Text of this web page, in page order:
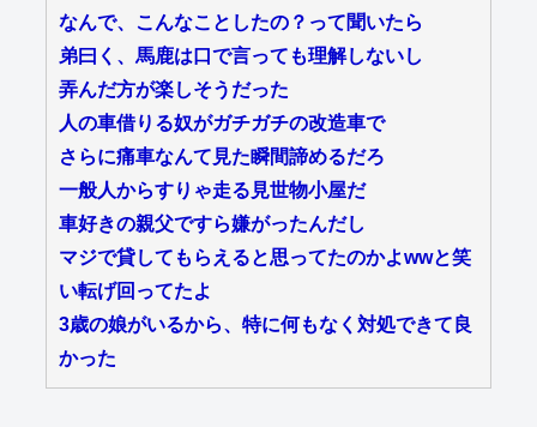
なんで、こんなことしたの？って聞いたら
弟曰く、馬鹿は口で言っても理解しないし
弄んだ方が楽しそうだった
人の車借りる奴がガチガチの改造車で
さらに痛車なんて見た瞬間諦めるだろ
一般人からすりゃ走る見世物小屋だ
車好きの親父ですら嫌がったんだし
マジで貸してもらえると思ってたのかよwwと笑
い転げ回ってたよ
3歳の娘がいるから、特に何もなく対処できて良
かった